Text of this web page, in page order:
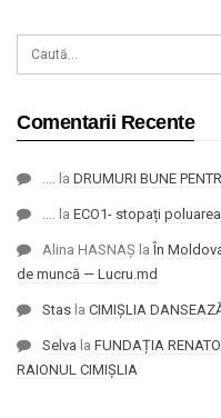
Comentarii Recente
.... la DRUMURI BUNE
.... la ECO1- stopați
Alina HASNAȘ la În
de muncă — Lucru.md
Stas la CIMIȘLIA
Selva la FUNDAȚIA
RAIONUL CIMIȘLIA